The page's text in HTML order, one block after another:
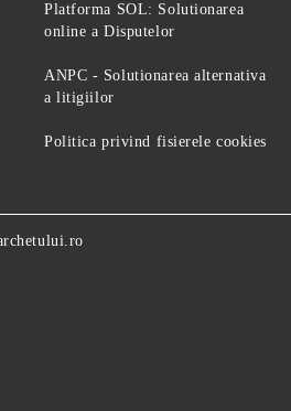
Platforma SOL: Solutionarea
online a Disputelor
ANPC - Solutionarea alternativa
a litigiilor
Politica privind fisierele cookies